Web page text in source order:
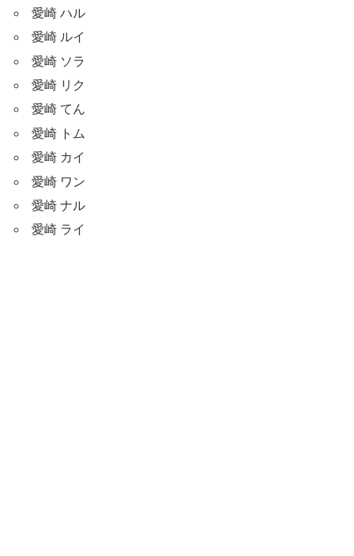
愛崎 ハル
愛崎 ルイ
愛崎 ソラ
愛崎 リク
愛崎 てん
愛崎 トム
愛崎 カイ
愛崎 ワン
愛崎 ナル
愛崎 ライ